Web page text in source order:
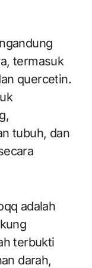
termasuk
quercetin.
tubuh, dan
adalah
terbukti
darah,